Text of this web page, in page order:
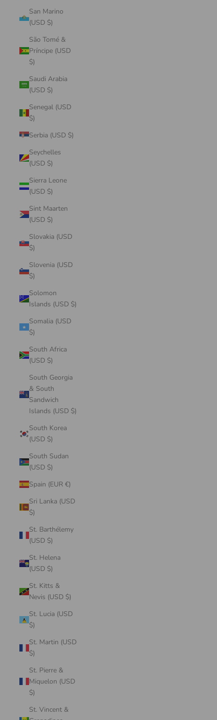
San Marino
(USD $)
São Tomé &
Príncipe (USD
$)
Saudi Arabia
(USD $)
Senegal (USD
$)
Serbia (USD $)
Seychelles
(USD $)
Sierra Leone
(USD $)
Sint Maarten
(USD $)
Slovakia (USD
$)
Slovenia (USD
$)
Solomon
Islands (USD $)
Somalia (USD
$)
South Africa
(USD $)
South Georgia
& South
Sandwich
Islands (USD $)
South Korea
(USD $)
South Sudan
(USD $)
Spain (EUR €)
Sri Lanka (USD
$)
St. Barthélemy
(USD $)
St. Helena
(USD $)
St. Kitts &
Nevis (USD $)
St. Lucia (USD
$)
St. Martin (USD
$)
St. Pierre &
Miquelon (USD
$)
St. Vincent &